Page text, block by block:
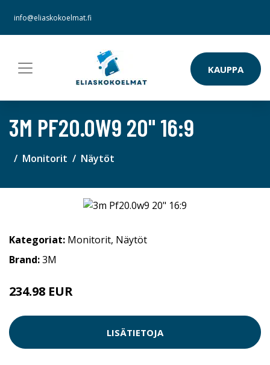
info@eliaskokoelmat.fi
KAUPPA
3M PF20.0W9 20" 16:9
Monitorit Näytöt
Kategoriat: Monitorit, Näytöt
Brand:3M
234.98 EUR
LISÄTIETOJA